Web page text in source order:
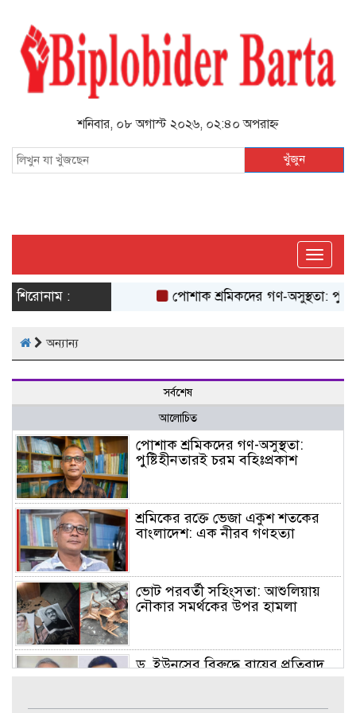
শনিবার, ০৮ অগাস্ট ২০২৬, ০২:৪০ অপরাহ্ন
খুঁজুন
Toggle
শিরোনাম : পোশাক শ্রমিকদের গণ-অসুস্থতা:
অন্যান্য
সর্বশেষ
আলোচিত
পোশাক শ্রমিকদের গণ-অসুস্থতা:
পুষ্টিহীনতারই চরম বহিঃপ্রকাশ
শ্রমিকের রক্তে ভেজা একুশ শতকের
বাংলাদেশ: এক নীরব গণহত্যা
ভোট পরবর্তী সহিংসতা: আশুলিয়ায়
নৌকার সমর্থকের উপর হামলা
ড. ইউনূসের বিরুদ্ধে রায়ের প্রতিবাদ